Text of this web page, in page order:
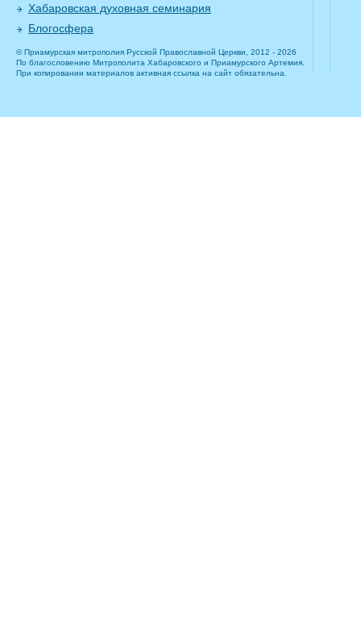
Хабаровская духовная семинария
Блогосфера
© Приамурская митрополия Русской Православной Церкви, 2012 - 2026
По благословению Митрополита Хабаровского и Приамурского Артемия.
При копировании материалов активная ссылка на сайт обязательна.